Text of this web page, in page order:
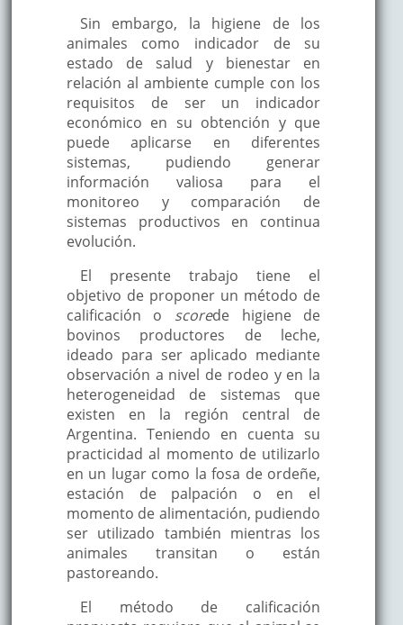
Sin embargo, la higiene de los
animales como indicador de su
estado de salud y bienestar en
relación al ambiente cumple con los
requisitos de ser un indicador
económico en su obtención y que
puede aplicarse en diferentes
sistemas, pudiendo generar
información valiosa para el
monitoreo y comparación de
sistemas productivos en continua
evolución.
El presente trabajo tiene el
objetivo de proponer un método de
calificación o scorede higiene de
bovinos productores de leche,
ideado para ser aplicado mediante
observación a nivel de rodeo y en la
heterogeneidad de sistemas que
existen en la región central de
Argentina. Teniendo en cuenta su
practicidad al momento de utilizarlo
en un lugar como la fosa de ordeñe,
estación de palpación o en el
momento de alimentación, pudiendo
ser utilizado también mientras los
animales transitan o están
pastoreando.
El método de calificación